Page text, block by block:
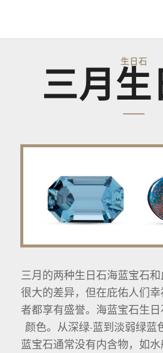
生日石
三月生
三月的两种生日石海蓝宝石
很大的差异，但在庇佑人们
者都享有盛誉。海蓝宝石生
颜色。从深绿-蓝到淡弱绿蓝
蓝宝石通常没有内含物，如